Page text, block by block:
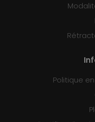
Politique